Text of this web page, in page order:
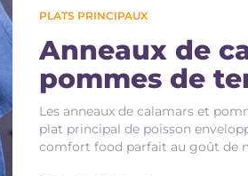
PLATS PRINCIPAUX
Anneaux de
pommes de
Les anneaux de calamars et
plat principal de poisson
comfort food parfait au goût de